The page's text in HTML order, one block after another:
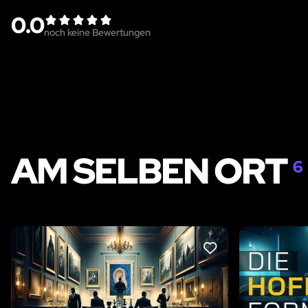
0.0noch keine Bewertungen
AM SELBEN ORT 6
LIKE